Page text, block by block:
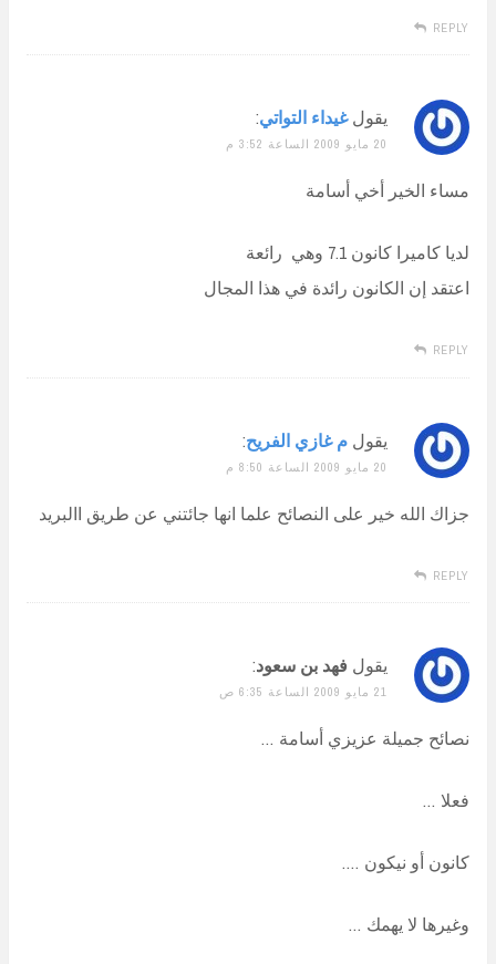
REPLY
يقول غيداء التواتي:
20 مايو 2009 الساعة 3:52 م
مساء الخير أخي أسامة
لديا كاميرا كانون 7.1 وهي رائعة
اعتقد إن الكانون رائدة في هذا المجال
REPLY
يقول م غازي الفريح:
20 مايو 2009 الساعة 8:50 م
جزاك الله خير على النصائح علما انها جائتني عن طريق االبريد
REPLY
يقول فهد بن سعود:
21 مايو 2009 الساعة 6:35 ص
نصائح جميلة عزيزي أسامة …
فعلا …
كانون أو نيكون ….
وغيرها لا يهمك …